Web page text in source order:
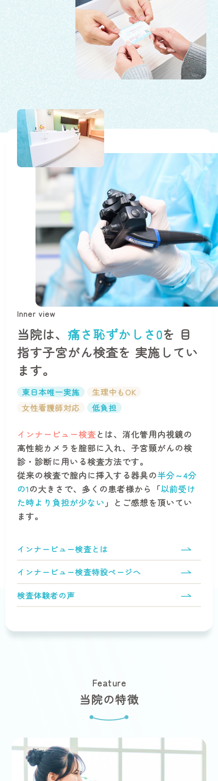
Inner view
当院は、 痛さ恥ずかしさ0を 目
指す子宮がん検査を 実施してい
ます。
東日本唯一実施
生理中もOK
女性看護師対応
低負担
インナービュー検査とは、消化管用内視鏡の
高性能カメラを腟部に入れ、子宮頸がんの検
診・診断に用いる検査方法です。
従来の検査で腟内に挿入する器具の半分～4分
の1の大きさで、多くの患者様から「以前受け
た時より負担が少ない 」とご感想を頂いてい
ます。
インナービュー検査とは
インナービュー検査特設ページへ
検査体験者の声
Feature
当院の特徴